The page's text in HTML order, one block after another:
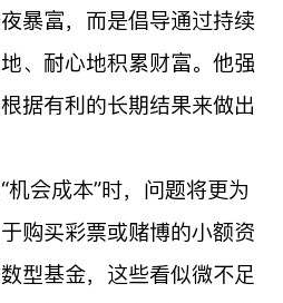
暴富，而是倡导通过持续
、耐心地积累财富。他强
据有利的长期结果来做出
会成本”时，问题将更为
购买彩票或赌博的小额资
型基金，这些看似微不足